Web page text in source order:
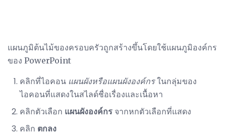
แผนภูมิต้นไม้ของครอบครัวถูกสร้างขึ้นโดยใช้แผนภูมิองค์กร
ของ PowerPoint
คลิกที่ไอคอน แผนผังหรือแผนผังองค์กรในกลุ่มของ
ไอคอนที่แสดงในสไลด์ชื่อเรื่องและเนื้อหา
คลิกตัวเลือก แผนผังองค์กร จากหกตัวเลือกที่แสดง
คลิก ตกลง